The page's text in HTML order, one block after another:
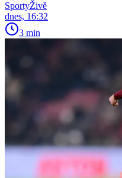
SportyŽivě
dnes, 16:32
3 min